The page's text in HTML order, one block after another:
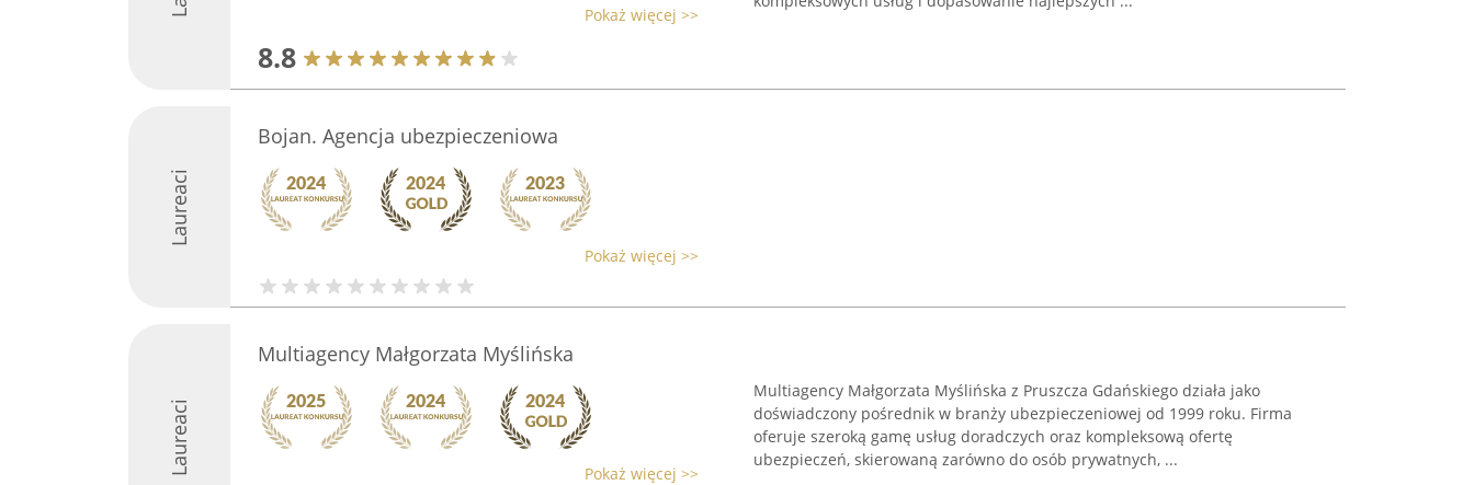
Pokaż więcej >>
8.8
Laureaci
Bojan. Agencja ubezpieczeniowa
Pokaż więcej >>
Laureaci
Multiagency Małgorzata Myślińska
Pokaż więcej >>
Multiagency Małgorzata Myślińska z Pruszcza Gdańskiego działa jako
doświadczony pośrednik w branży ubezpieczeniowej od 1999 roku. Firma
oferuje szeroką gamę usług doradczych oraz kompleksową ofertę
ubezpieczeń, skierowaną zarówno do osób prywatnych, ...